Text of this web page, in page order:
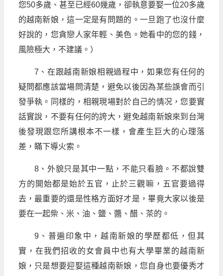
您50多歲、甚至已經60幾歲，卻執意要娶一位20多歲
的越南新娘，這一定是有問題的。一旦跑了也沒什麼
好說的，您貪戀人家年輕、美色。她看中的您的錢，
風險極大，不建議。）
7、在跟越南新娘相親過程中，如果您有任何的
疑問都應該當場問清楚，避免以後因為某些誤會而引
發爭執。同樣的，相親現場對於自己的情况，您要實
話實說，不要有任何的誇大，避免越南新娘來到台灣
後發現跟您所講根本不一樣，會產生巨大的心理落
差，瞞下導火索。
8、外貌只是其中一點，不能只看臉。不都說雙
方的開始都是始於五官，止於三觀嘛，五官要過得
去，最重要的還是性格方面好才是，畢竟大家以後是
要在一起柴、米、油、鹽、醬、醋、茶的。
9、普遍印象中，越南新娘的學歷都低，但其
實，在我們招收的女會員中也有大學畢業的越南新
娘，只是想要迎娶這種越南新娘，您自身也要優秀才